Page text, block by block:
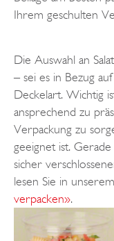
Ihrem geschulten
Die Auswahl an
– sei es in Bezug
Deckelart. Wichtig
ansprechend zu
Verpackung zu
geeignet ist.
sicher
lesen Sie in
verpacken».